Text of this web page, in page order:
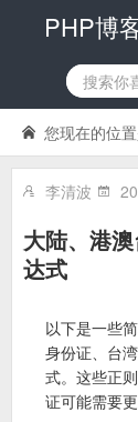
PHP博
您现在的位置
李清波
大陆、港
达式
以下是一些
身份证、台
式。这些正
证可能需要